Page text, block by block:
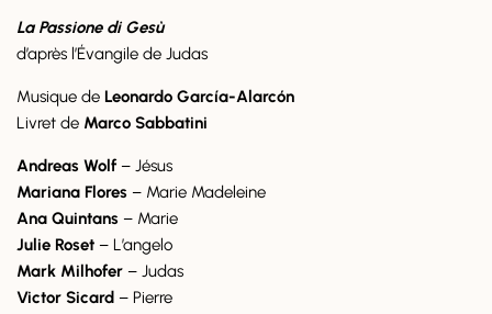
La Passione di Gesù
d’après l’Évangile de Judas
Musique de Leonardo García-Alarcón
Livret de Marco Sabbatini
Andreas Wolf – Jésus
Mariana Flores – Marie Madeleine
Ana Quintans – Marie
Julie Roset – L’angelo
Mark Milhofer – Judas
Victor Sicard – Pierre